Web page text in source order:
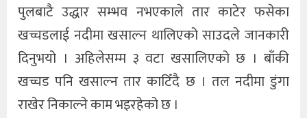
पुलबाटै उद्धार सम्भव नभएकाले तार काटेर फसेका
खच्चडलाई नदीमा खसाल्न थालिएको साउदले जानकारी
दिनुभयो । अहिलेसम्म ३ वटा खसालिएको छ । बाँकी
खच्चड पनि खसाल्न तार काटिँदै छ । तल नदीमा डुंगा
राखेर निकाल्ने काम भइरहेको छ ।